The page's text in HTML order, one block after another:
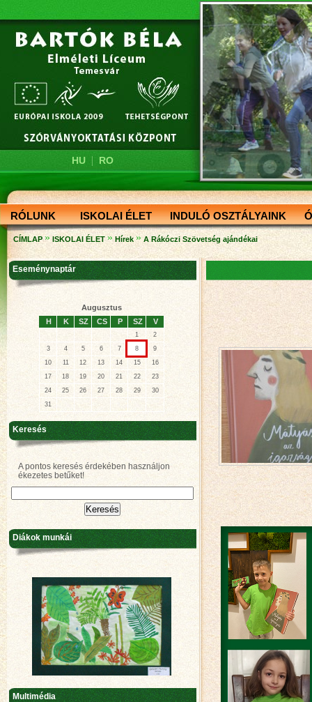
HU| RO
RÓLUNK ISKOLAI ÉLET INDULÓ OSZTÁLYAINK
CÍMLAP » ISKOLAI ÉLET » Hírek » A Rákóczi Szövetség ajándékai
Eseménynaptár
Augusztus
H
K SZ CS P SZ V
1
2
3
4 5 6 7 8
9
10
11 12 13 14 15
16
17
18 19 20 21 22
23
24
25 26 27 28 29
30
31
Keresés
A pontos keresés érdekében használjon
ékezetes betűket!
Diákok munkái
Multimédia